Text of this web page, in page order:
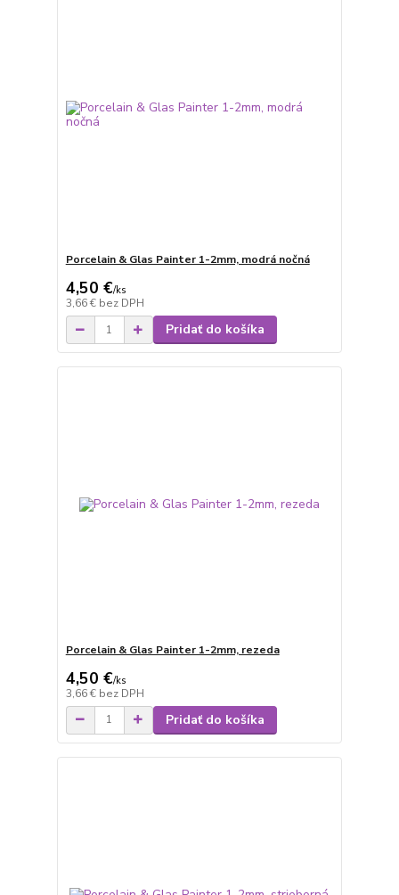
Porcelain & Glas Painter 1-2mm, modrá nočná
4,50 €/ks
3,66 € bez DPH
Pridať do košíka
Porcelain & Glas Painter 1-2mm, rezeda
4,50 €/ks
3,66 € bez DPH
Pridať do košíka